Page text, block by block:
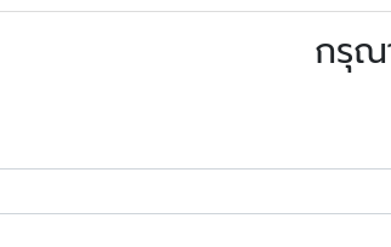
กรุณ